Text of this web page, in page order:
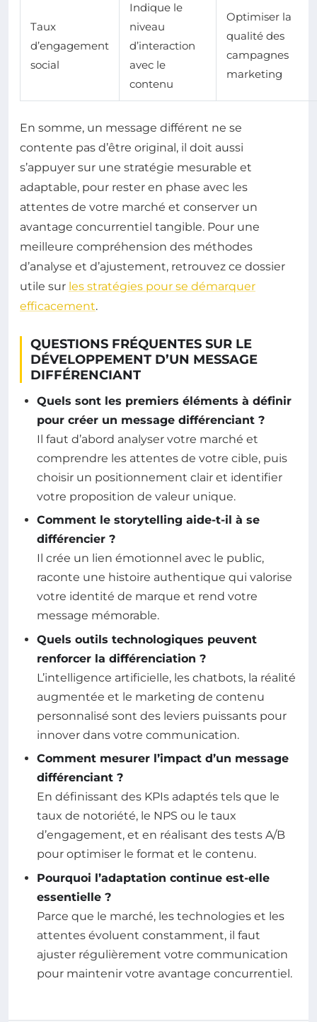
Taux
d’engagement
social
Indique le
niveau
d’interaction
avec le
contenu
Optimiser la
qualité des
campagnes
marketing
En somme, un message différent ne se
contente pas d’être original, il doit aussi
s’appuyer sur une stratégie mesurable et
adaptable, pour rester en phase avec les
attentes de votre marché et conserver un
avantage concurrentiel tangible. Pour une
meilleure compréhension des méthodes
d’analyse et d’ajustement, retrouvez ce dossier
utile sur les stratégies pour se démarquer
efficacement.
QUESTIONS FRÉQUENTES SUR LE
DÉVELOPPEMENT D’UN MESSAGE
DIFFÉRENCIANT
Quels sont les premiers éléments à définir
pour créer un message différenciant ?
Il faut d’abord analyser votre marché et
comprendre les attentes de votre cible, puis
choisir un positionnement clair et identifier
votre proposition de valeur unique.
Comment le storytelling aide-t-il à se
différencier ?
Il crée un lien émotionnel avec le public,
raconte une histoire authentique qui valorise
votre identité de marque et rend votre
message mémorable.
Quels outils technologiques peuvent
renforcer la différenciation ?
L’intelligence artificielle, les chatbots, la réalité
augmentée et le marketing de contenu
personnalisé sont des leviers puissants pour
innover dans votre communication.
Comment mesurer l’impact d’un message
différenciant ?
En définissant des KPIs adaptés tels que le
taux de notoriété, le NPS ou le taux
d’engagement, et en réalisant des tests A/B
pour optimiser le format et le contenu.
Pourquoi l’adaptation continue est-elle
essentielle ?
Parce que le marché, les technologies et les
attentes évoluent constamment, il faut
ajuster régulièrement votre communication
pour maintenir votre avantage concurrentiel.